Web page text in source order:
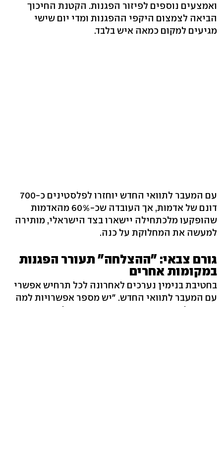
ואמצעים נוספים לפיזור הפגנות. הקטנת החיכוך
הביאה לצמצום היקפי ההפגנות ומדי יום שישי
מגיעים למקום כמאה איש בלבד.
עם המעבר לתוואי החדש יוחזרו לפלסטינים כ-700
דונם של אדמות, אך העובדה שכ-60% מהאדמות
שהופקעו מלכתחילה יישארו בצד הישראלי, מותירה
למעשה את המחלוקת על כנה.
גורם צבאי: "ההצלחה" תעורר הפגנות
במקומות אחרים
בחטיבת בנימין נערכים לאחרונה לכל תרחיש אפשרי
עם המעבר לתוואי החדש. "יש מספר אפשרויות למה